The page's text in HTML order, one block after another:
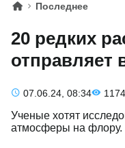
Последнее
20 редких
отправляет
07.06.24, 08:34 1174
Ученые хотят
атмосферы на флору.